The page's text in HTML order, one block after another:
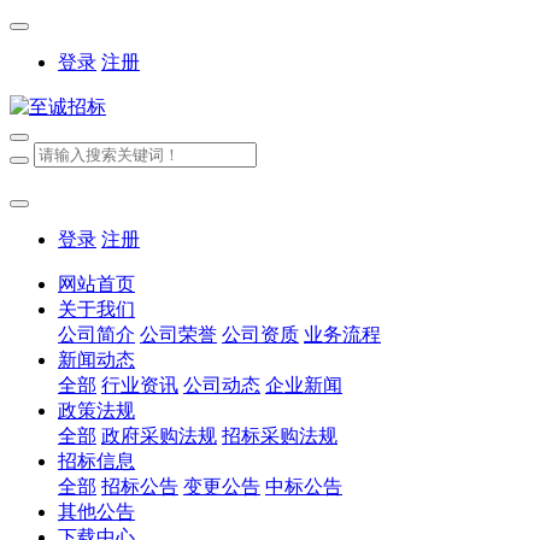
登录 注册
登录 注册
网站首页
关于我们
公司简介 公司荣誉 公司资质 业务流程
新闻动态
全部 行业资讯 公司动态 企业新闻
政策法规
全部 政府采购法规 招标采购法规
招标信息
全部 招标公告 变更公告 中标公告
其他公告